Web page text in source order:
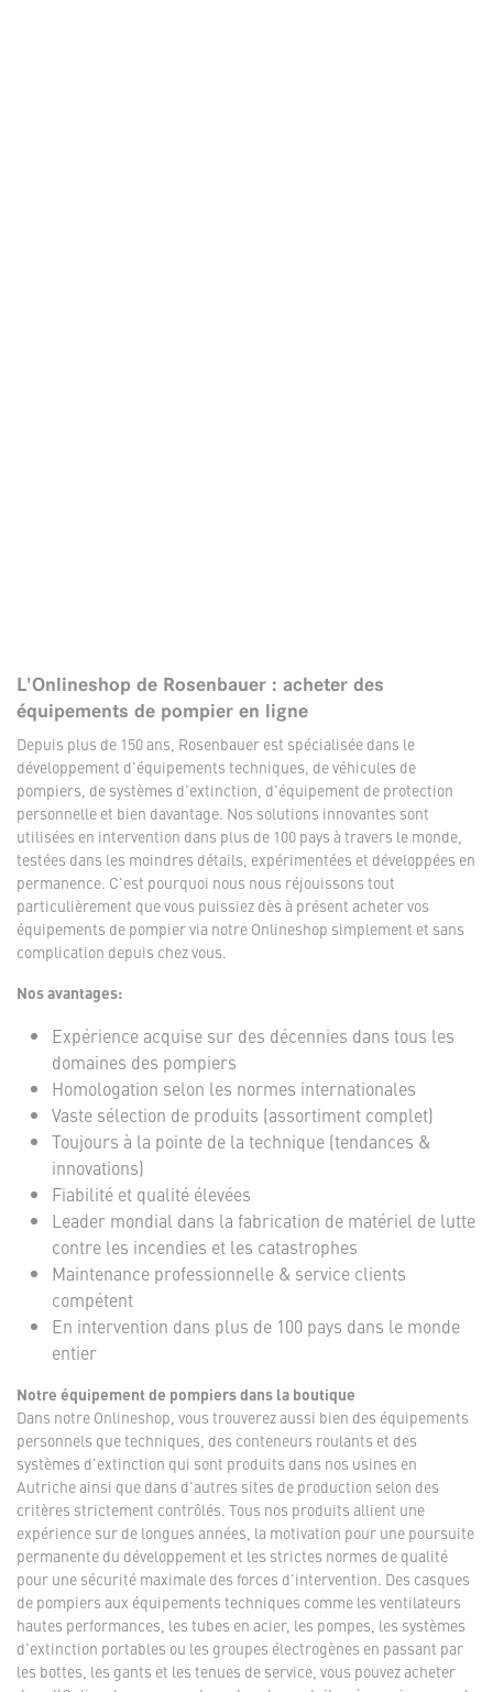
L'Onlineshop de Rosenbauer : acheter des
équipements de pompier en ligne
Depuis plus de 150 ans, Rosenbauer est spécialisée dans le
développement d'équipements techniques, de véhicules de
pompiers, de systèmes d'extinction, d'équipement de protection
personnelle et bien davantage. Nos solutions innovantes sont
utilisées en intervention dans plus de 100 pays à travers le monde,
testées dans les moindres détails, expérimentées et développées en
permanence. C'est pourquoi nous nous réjouissons tout
particulièrement que vous puissiez dès à présent acheter vos
équipements de pompier via notre Onlineshop simplement et sans
complication depuis chez vous.
Nos avantages:
Expérience acquise sur des décennies dans tous les
domaines des pompiers
Homologation selon les normes internationales
Vaste sélection de produits (assortiment complet)
Toujours à la pointe de la technique (tendances &
innovations)
Fiabilité et qualité élevées
Leader mondial dans la fabrication de matériel de lutte
contre les incendies et les catastrophes
Maintenance professionnelle & service clients
compétent
En intervention dans plus de 100 pays dans le monde
entier
Notre équipement de pompiers dans la boutique
Dans notre Onlineshop, vous trouverez aussi bien des équipements
personnels que techniques, des conteneurs roulants et des
systèmes d'extinction qui sont produits dans nos usines en
Autriche ainsi que dans d'autres sites de production selon des
critères strictement contrôlés. Tous nos produits allient une
expérience sur de longues années, la motivation pour une poursuite
permanente du développement et les strictes normes de qualité
pour une sécurité maximale des forces d'intervention. Des casques
de pompiers aux équipements techniques comme les ventilateurs
hautes performances, les tubes en acier, les pompes, les systèmes
d'extinction portables ou les groupes électrogènes en passant par
les bottes, les gants et les tenues de service, vous pouvez acheter